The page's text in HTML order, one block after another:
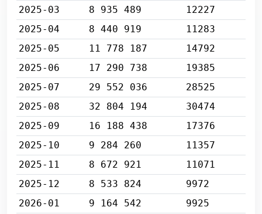
2025-03
8 935 489
12227
2025-04
8 440 919
11283
2025-05
11 778 187
14792
2025-06
17 290 738
19385
2025-07
29 552 036
28525
2025-08
32 804 194
30474
2025-09
16 188 438
17376
2025-10
9 284 260
11357
2025-11
8 672 921
11071
2025-12
8 533 824
9972
2026-01
9 164 542
9925